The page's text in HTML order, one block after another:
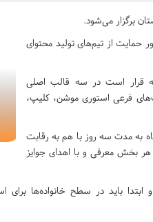
برگزار می‌شود.
حمایت از تیم‌های تولید محتوای
قرار است در سه قالب اصلی
فرعی استوری موشن، کلیپ،
از ۳۰ آبان تا دوم آذرماه به مدت سه روز با هم به رقابت
هر بخش معرفی و با اهدای جوایز
باید در سطح خانواده‌ها برای